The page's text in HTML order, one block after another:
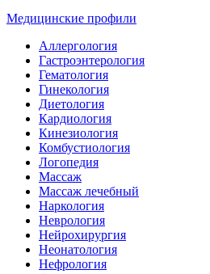
Медицинские профили
Аллергология
Гастроэнтерология
Гематология
Гинекология
Диетология
Кардиология
Кинезиология
Комбустиология
Логопедия
Массаж
Массаж лечебный
Наркология
Неврология
Нейрохирургия
Неонатология
Нефрология